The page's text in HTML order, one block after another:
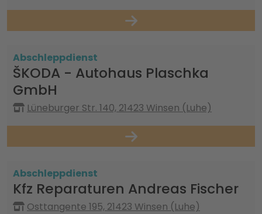
Abschleppdienst
ŠKODA - Autohaus Plaschka
GmbH
Lüneburger Str. 140, 21423 Winsen (Luhe)
Abschleppdienst
Kfz Reparaturen Andreas Fischer
Osttangente 195, 21423 Winsen (Luhe)